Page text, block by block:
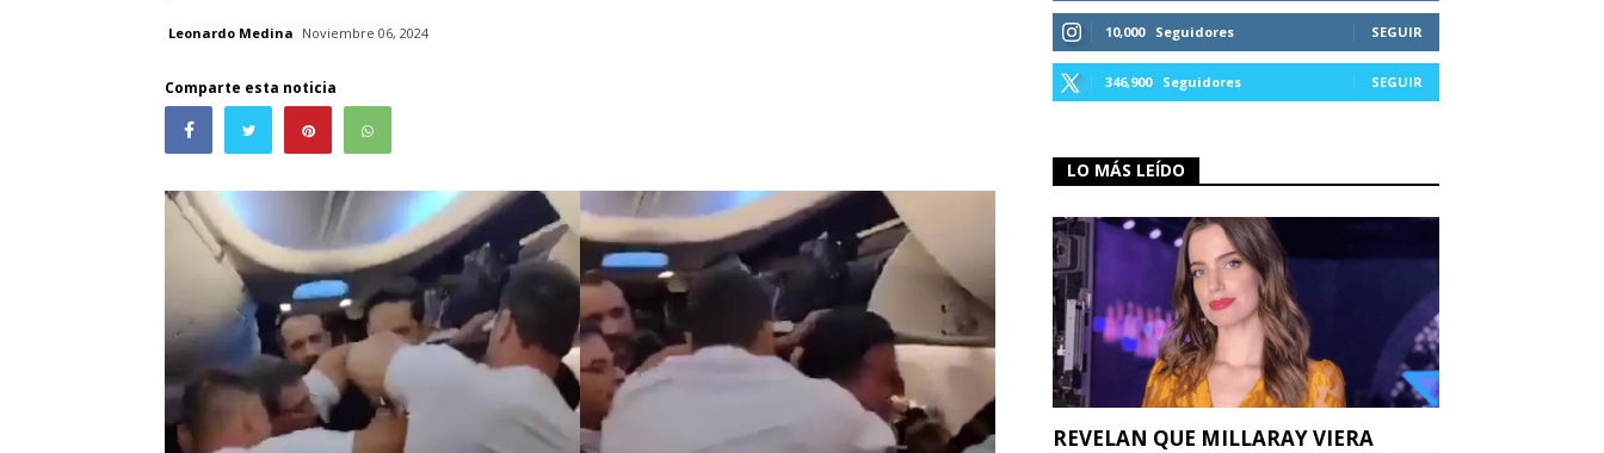
Leonardo Medina Noviembre 06, 2024
Comparte esta noticia
10,000 Seguidores SEGUIR
346,900 Seguidores SEGUIR
LO MÁS LEÍDO
REVELAN QUE MILLARAY VIERA